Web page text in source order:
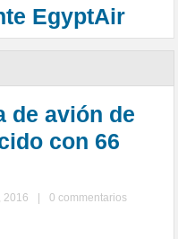
EgyptAir
de avión de
con 66
2016
0 commentarios